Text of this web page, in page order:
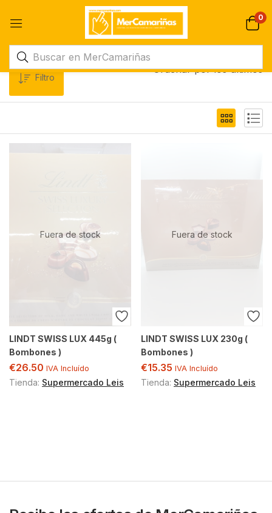
0
Filtro
Ordenar por los últimos
Fuera de stock
LINDT SWISS LUX 445g (
Bombones )
€26.50 IVA Incluído
Tienda: Supermercado Leis
Fuera de stock
LINDT SWISS LUX 230g (
Bombones )
€15.35 IVA Incluído
Tienda: Supermercado Leis